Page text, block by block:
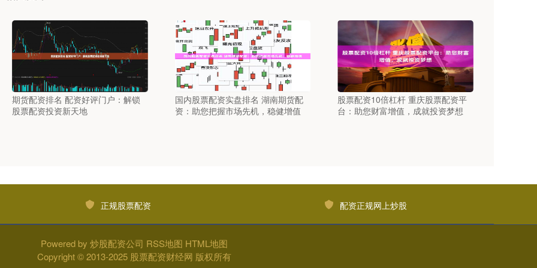
期货配资排名 配资好评门户：解锁
股票配资投资新天地
国内股票配资实盘排名 湖南期货配
资：助您把握市场先机，稳健增值
股票配资10倍杠杆 重庆股票配资平
台：助您财富增值，成就投资梦想
正规股票配资 配资正规网上炒股
Powered by 炒股配资公司 RSS地图 HTML地图
Copyright© 2013-2025 股票配资财经网 版权所有